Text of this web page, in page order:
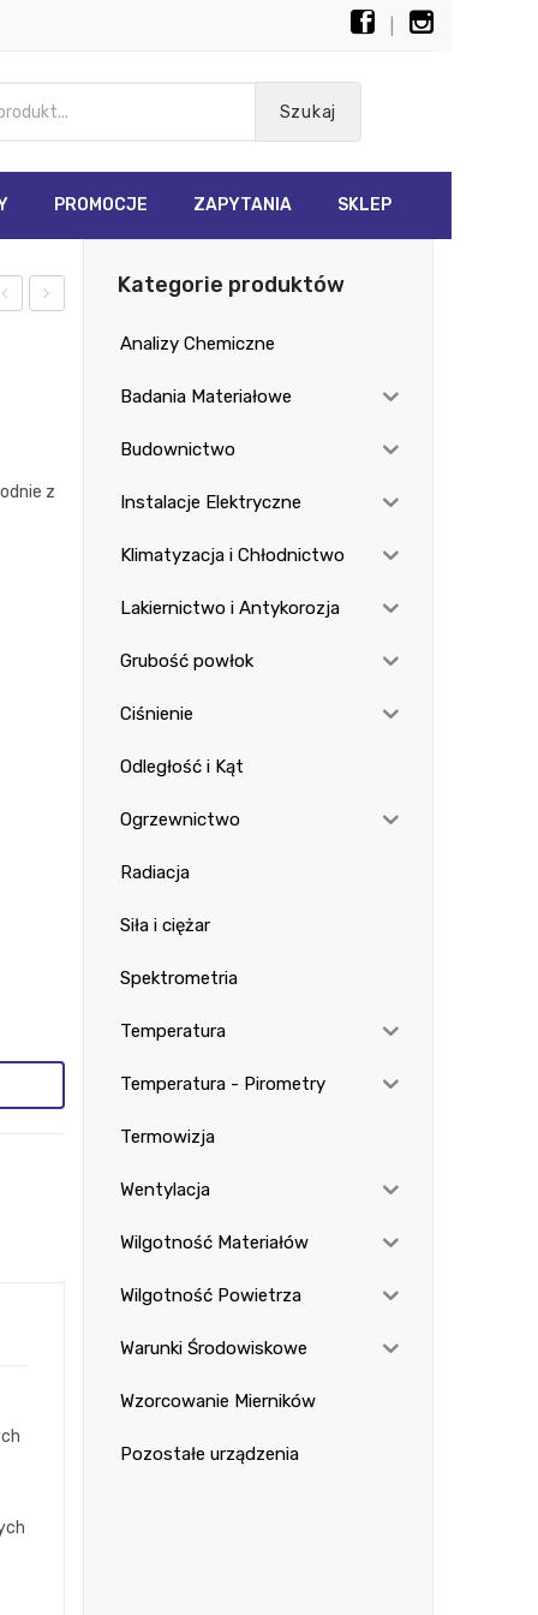
Szukaj
PROMOCJE ZAPYTANIA SKLEP
z
Kategorie produktów
Analizy Chemiczne
Badania Materiałowe
Budownictwo
Instalacje Elektryczne
Klimatyzacja i Chłodnictwo
Lakiernictwo i Antykorozja
Grubość powłok
Ciśnienie
Odległość i Kąt
Ogrzewnictwo
Radiacja
Siła i ciężar
Spektrometria
Temperatura
Temperatura - Pirometry
Termowizja
Wentylacja
Wilgotność Materiałów
Wilgotność Powietrza
Warunki Środowiskowe
Wzorcowanie Mierników
Pozostałe urządzenia